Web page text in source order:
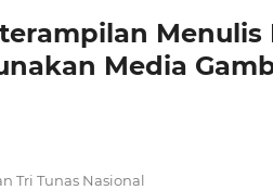
Menulis
Media
Tri Tunas Nasional